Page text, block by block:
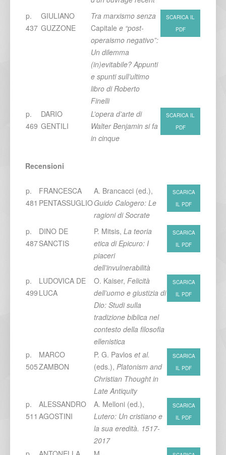
p.
437
GIULIANO
GUZZONE
Tra marxismo senza
Capitale e “post-
operaismo negativo”:
Un dilemma
(in)evitabile? Appunti
e spunti sull’ultimo
libro di Roberto
Finelli
SCARICA IL
PDF
p.
469
DARIO
GENTILI
L’opera d’arte di
Walter Benjamin si fa
in cinque
SCARICA IL
PDF
Recensioni
p.
481
FRANCESCA
PENTASSUGLIO
A. Brancacci (ed.),
Guido Calogero: Le
ragioni di Socrate
SCARICA
IL PDF
p.
487
DINO DE
SANCTIS
P. Mitsis, La teoria
etica di Epicuro: I
piaceri
dell’invulnerabilità
SCARICA
IL PDF
p.
499
LUDOVICA DE
LUCA
O. Kaiser, Felicità
dell’uomo e giustizia di
Dio: Studi sulla
tradizione biblica nel
contesto della filosofia
ellenistica
SCARICA
IL PDF
p.
505
MARCO
ZAMBON
P. G. Pavlos et al.
(eds.), Platonism and
Christian Thought in
Late Antiquity
SCARICA
IL PDF
p.
511
ALESSANDRO
AGOSTINI
A. Melloni (ed.),
Lutero: Un cristiano e
la sua eredità. 1517-
2017
SCARICA
IL PDF